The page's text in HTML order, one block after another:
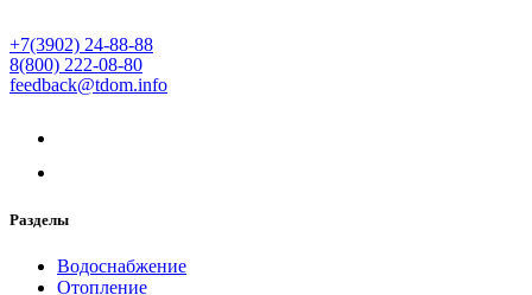
+7(3902) 24-88-88
8(800) 222-08-80
feedback@tdom.info
Разделы
Водоснабжение
Отопление